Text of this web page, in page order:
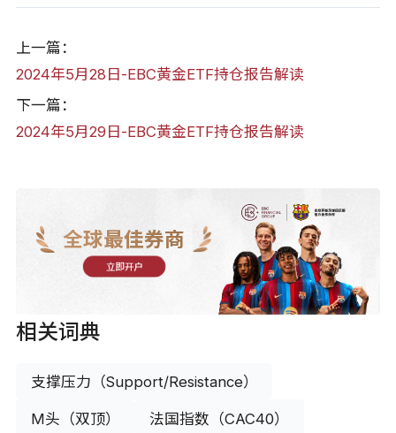
上一篇：
2024年5月28日-EBC黄金ETF持仓报告解读
下一篇：
2024年5月29日-EBC黄金ETF持仓报告解读
全球最佳券商
立即开户
相关词典
支撑压力（Support/Resistance）
M头（双顶） 法国指数（CAC40）